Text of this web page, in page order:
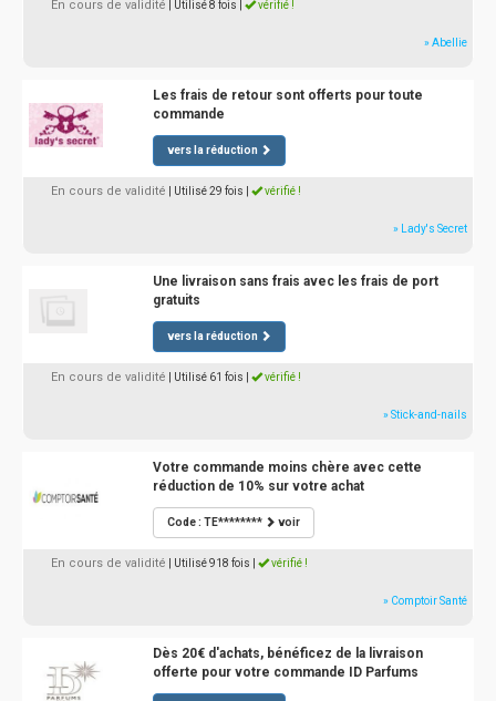
En cours de validité | Utilisé 8 fois vérifié !
» Abellie
Les frais de retour sont offerts pour toute
commande
vers la réduction
En cours de validité | Utilisé 29 fois vérifié !
» Lady's Secret
Une livraison sans frais avec les frais de port
gratuits
vers la réduction
En cours de validité | Utilisé 61 fois vérifié !
» Stick-and-nails
Votre commande moins chère avec cette
réduction de 10% sur votre achat
Code : TE******** voir
En cours de validité | Utilisé 918 fois vérifié !
» Comptoir Santé
Dès 20€ d'achats, bénéficez de la livraison
offerte pour votre commande ID Parfums